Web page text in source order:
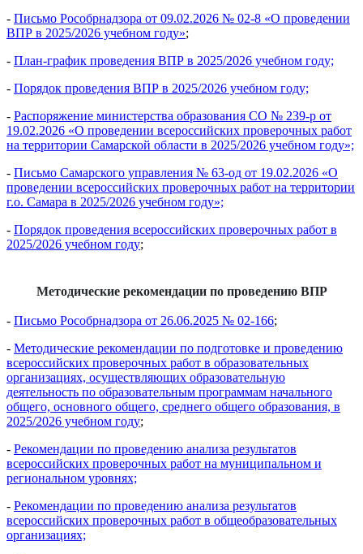
- Письмо Рособрнадзора от 09.02.2026 № 02-8 «О проведении
ВПР в 2025/2026 учебном году»;
- План-график проведения ВПР в 2025/2026 учебном году;
- Порядок проведения ВПР в 2025/2026 учебном году;
- Распоряжение министерства образования СО № 239-р от
19.02.2026 «О проведении всероссийских проверочных работ
на территории Самарской области в 2025/2026 учебном году»;
- Письмо Самарского управления № 63-од от 19.02.2026 «О
проведении всероссийских проверочных работ на территории
г.о. Самара в 2025/2026 учебном году»;
- Порядок проведения всероссийских проверочных работ в
2025/2026 учебном году;
Методические рекомендации по проведению ВПР
- Письмо Рособрнадзора от 26.06.2025 № 02-166;
- Методические рекомендации по подготовке и проведению
всероссийских проверочных работ в образовательных
организациях, осуществляющих образовательную
деятельность по образовательным программам начального
общего, основного общего, среднего общего образования, в
2025/2026 учебном году;
- Рекомендации по проведению анализа результатов
всероссийских проверочных работ на муниципальном и
региональном уровнях;
- Рекомендации по проведению анализа результатов
всероссийских проверочных работ в общеобразовательных
организациях;